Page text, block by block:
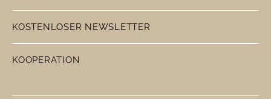
KOSTENLOSER NEWSLETTER
KOOPERATION